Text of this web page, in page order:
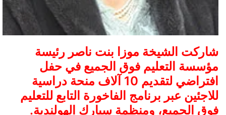
شاركت الشيخة موزا بنت ناصر رئيسة
مؤسسة التعليم فوق الجميع في حفل
افتراضي لتقديم 10 آلاف منحة دراسية
للاجئين عبر برنامج الفاخورة التابع للتعليم
فوق الجميع، ومنظمة سبارك الهولندية.